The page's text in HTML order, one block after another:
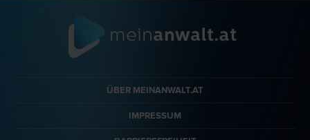
ÜBER MEINANWALT.AT
IMPRESSUM